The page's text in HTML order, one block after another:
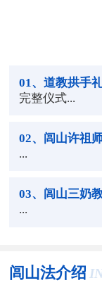
01 、道教拱手
完整仪式...
02、闾山许祖
...
03、闾山三奶
...
闾山法介绍